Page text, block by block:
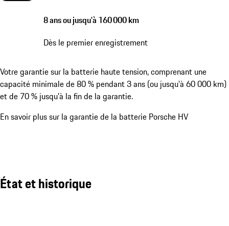
8 ans ou jusqu'à 160 000 km
Dès le premier enregistrement
Votre garantie sur la batterie haute tension, comprenant une
capacité minimale de 80 % pendant 3 ans (ou jusqu'à 60 000 km)
et de 70 % jusqu'à la fin de la garantie.
En savoir plus sur la garantie de la batterie Porsche HV
État et historique